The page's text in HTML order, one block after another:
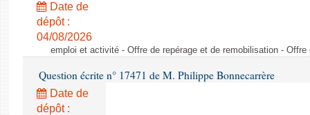
Date de
dépôt :
04/08/2026
emploi et activité - Offre de repérage et de remobilisation -
Question écrite n° 17471 de M. Philippe Bonnecarrère
Date de
dépôt :